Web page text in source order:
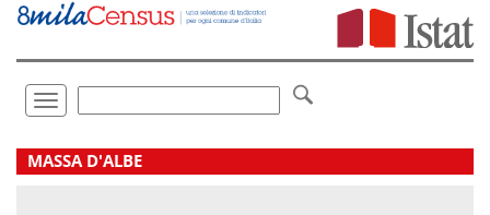
Vai
direttamente
Toggle
navigation
.
MASSA D'ALBE